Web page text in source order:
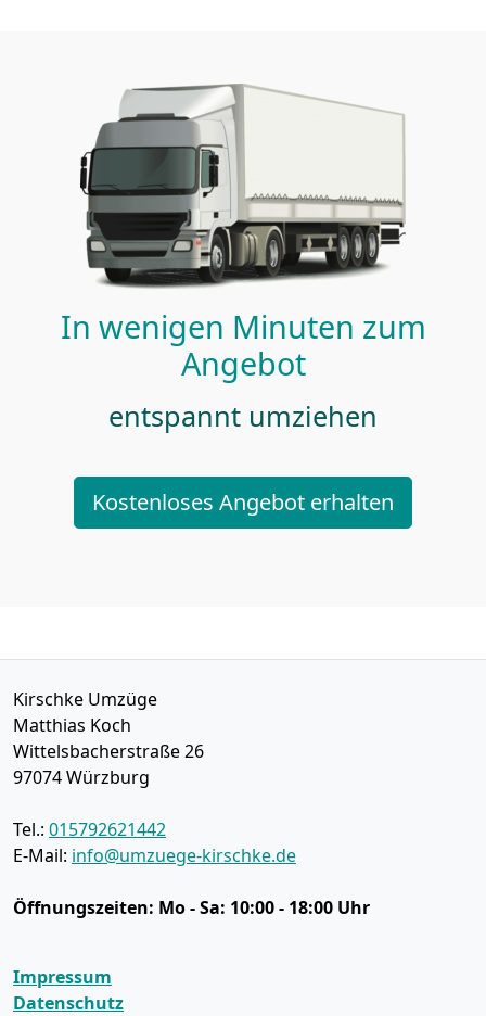
In wenigen Minuten zum
Angebot
entspannt umziehen
Kostenloses Angebot erhalten
Kirschke Umzüge
Matthias Koch
Wittelsbacherstraße 26
97074Würzburg
Tel.: 015792621442
E-Mail: info@umzuege-kirschke.de
Öffnungszeiten: Mo - Sa: 10:00 - 18:00 Uhr
Impressum
Datenschutz